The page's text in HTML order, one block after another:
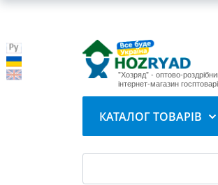
"Хозряд" - оптово-
інтернет-магазин
КАТАЛОГ ТОВАРІВ